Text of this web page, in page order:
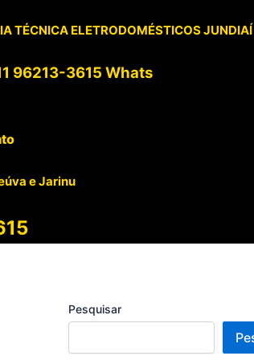
TÉCNICA ELETRODOMÉSTICOS JUNDIAÍ
96213-3615 Whats
e Jarinu
Pesquisar